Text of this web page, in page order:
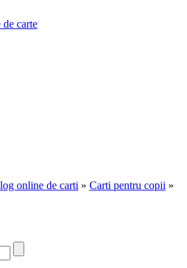
online de carti » Carti pentru copii »